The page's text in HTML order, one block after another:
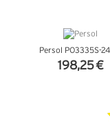
Persol PO3335S-
198,25 €